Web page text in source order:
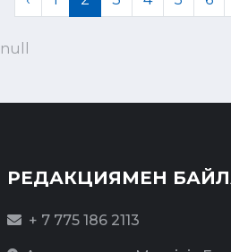
null
РЕДАКЦИЯМЕН
+ 7 775 186 2113